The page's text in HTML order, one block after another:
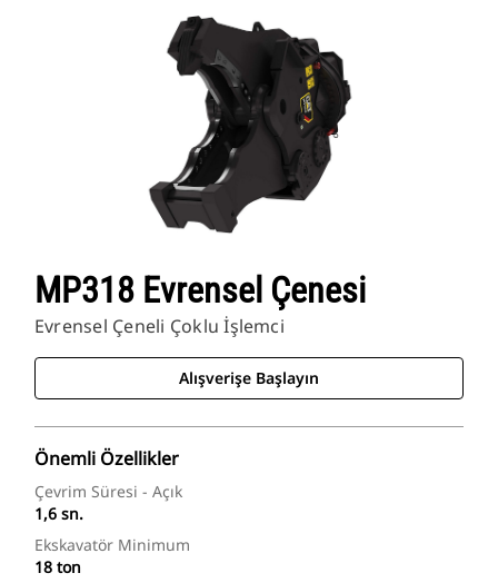
MP318 Evrensel Çenesi
Evrensel Çeneli Çoklu İşlemci
Alışverişe Başlayın
Önemli Özellikler
Çevrim Süresi - Açık
1,6 sn.
Ekskavatör Minimum
18 ton